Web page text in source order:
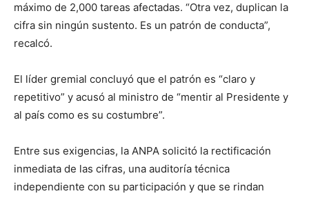
máximo de 2,000 tareas afectadas. “Otra vez, duplican la
cifra sin ningún sustento. Es un patrón de conducta”,
recalcó.
El líder gremial concluyó que el patrón es “claro y
repetitivo” y acusó al ministro de “mentir al Presidente y
al país como es su costumbre”.
Entre sus exigencias, la ANPA solicitó la rectificación
inmediata de las cifras, una auditoría técnica
independiente con su participación y que se rindan